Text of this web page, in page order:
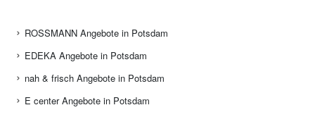
ROSSMANN Angebote in Potsdam
EDEKA Angebote in Potsdam
nah & frisch Angebote in Potsdam
E center Angebote in Potsdam